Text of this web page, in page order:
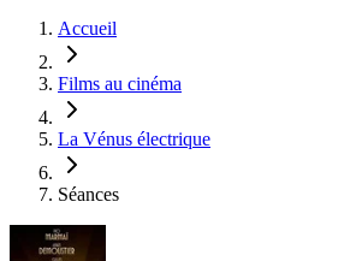
Accueil
Films au cinéma
La Vénus électrique
Séances